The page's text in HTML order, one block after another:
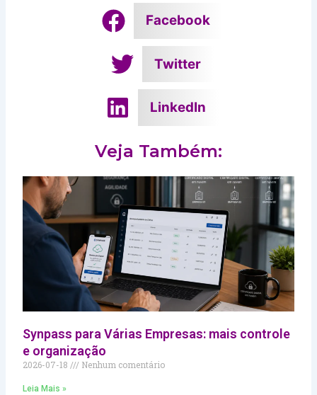
Facebook
Twitter
LinkedIn
Veja Também:
Synpass para Várias Empresas: mais controle
e organização
2026-07-18 Nenhum comentário
Leia Mais »